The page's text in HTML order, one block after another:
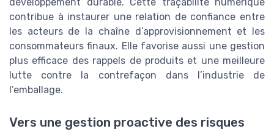
contribue à instaurer une relation de confiance entre
les acteurs de la chaîne d’approvisionnement et les
consommateurs finaux. Elle favorise aussi une gestion
plus efficace des rappels de produits et une meilleure
lutte contre la contrefaçon dans l’industrie de
l’emballage.
Vers une gestion proactive des risques